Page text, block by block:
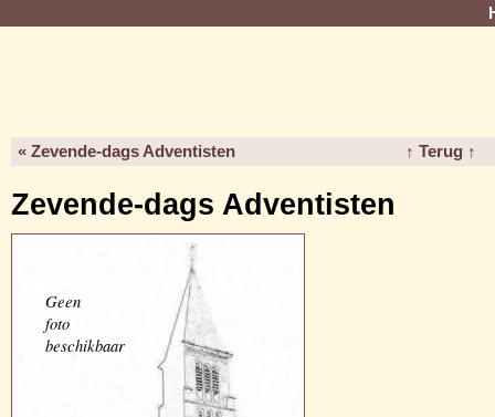
« Zevende-dags Adventisten ↑ Terug ↑
Zevende-dags Adventisten
Geen
foto
beschikbaar